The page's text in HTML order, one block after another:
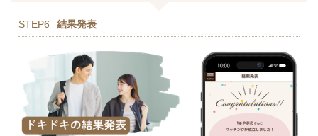
STEP6 結果発表